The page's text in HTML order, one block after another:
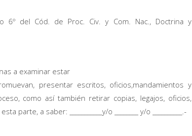
del Cód. de Proc. Civ. y Com. Nac., Doctrina y
a examinar estar
presentar escritos, oficios,mandamientos y
como así también retirar copias, legajos, oficios,
a saber: ___________y/o ________ y/o __________.-